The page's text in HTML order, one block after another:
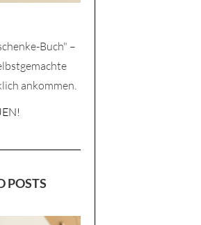
Buch" –
ankommen.
POSTS